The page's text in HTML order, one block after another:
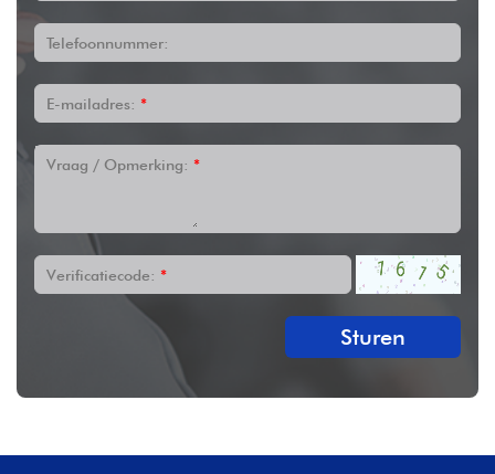
Telefoonnummer:
E-mailadres: *
Vraag / Opmerking: *
Verificatiecode: *
Sturen